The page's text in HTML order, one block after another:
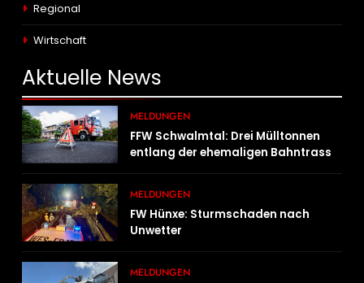
Regional
Wirtschaft
Aktuelle News
MELDUNGEN
FFW Schwalmtal: Drei Mülltonnen
entlang der ehemaligen Bahntrasse
MELDUNGEN
FW Hünxe: Sturmschaden nach
Unwetter
MELDUNGEN